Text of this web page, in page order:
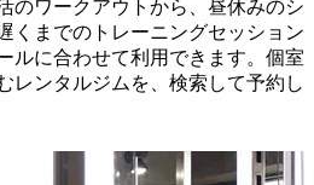
のワークアウトから、昼休みのシ
くまでのトレーニングセッション
ルに合わせて利用できます。個室
レンタルジムを、検索して予約し